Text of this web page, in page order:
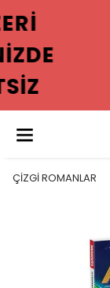
ÇİZGİ ROMANLAR